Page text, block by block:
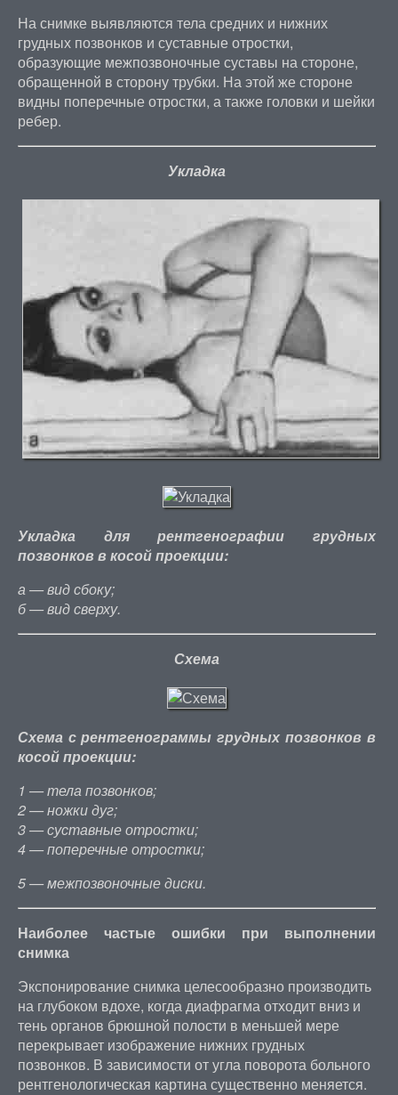
На снимке выявляются тела средних и нижних
грудных позвонков и суставные отростки,
образующие межпозвоночные суставы на стороне,
обращенной в сторону трубки. На этой же стороне
видны поперечные отростки, а также головки и шейки
ребер.
Укладка
Укладка для рентгенографии грудных
позвонков в косой проекции:
а — вид сбоку;
б — вид сверху.
Схема
Схема с рентгенограммы грудных позвонков в
косой проекции:
1 — тела позвонков;
2 — ножки дуг;
3 — суставные отростки;
4 — поперечные отростки;
5 — межпозвоночные диски.
Наиболее частые ошибки при выполнении
снимка
Экспонирование снимка целесообразно производить
на глубоком вдохе, когда диафрагма отходит вниз и
тень органов брюшной полости в меньшей мере
перекрывает изображение нижних грудных
позвонков. В зависимости от угла поворота больного
рентгенологическая картина существенно меняется.